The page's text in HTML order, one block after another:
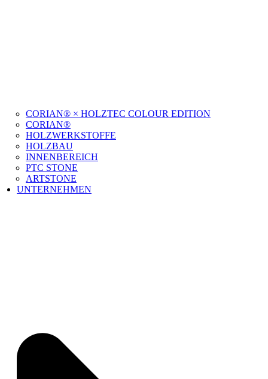
CORIAN® × HOLZTEC COLOUR EDITION
CORIAN®
HOLZWERKSTOFFE
HOLZBAU
INNENBEREICH
PTC STONE
ARTSTONE
UNTERNEHMEN